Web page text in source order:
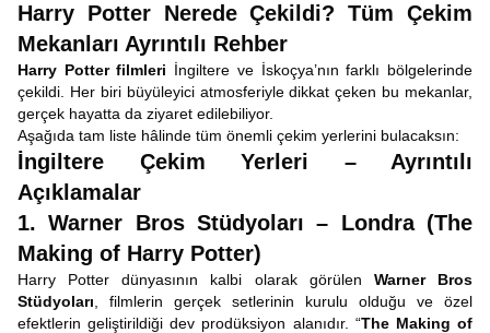
Harry Potter Nerede Çekildi? Tüm Çekim
Mekanları Ayrıntılı Rehber
Harry Potter filmleri İngiltere ve İskoçya’nın farklı bölgelerinde
çekildi. Her biri büyüleyici atmosferiyle dikkat çeken bu mekanlar,
gerçek hayatta da ziyaret edilebiliyor.
Aşağıda tam liste hâlinde tüm önemli çekim yerlerini bulacaksın:
İngiltere Çekim Yerleri – Ayrıntılı
Açıklamalar
1. Warner Bros Stüdyoları – Londra (The
Making of Harry Potter)
Harry Potter dünyasının kalbi olarak görülen Warner Bros
Stüdyoları , filmlerin gerçek setlerinin kurulu olduğu ve özel
efektlerin geliştirildiği dev prodüksiyon alanıdır. “The Making of